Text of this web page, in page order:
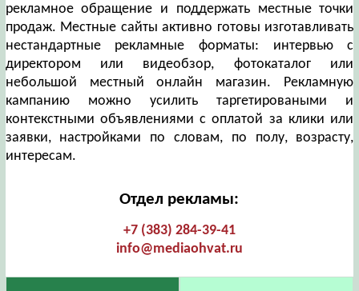
рекламное обращение и поддержать местные точки
продаж. Местные сайты активно готовы изготавливать
нестандартные рекламные форматы: интервью с
директором или видеобзор, фотокаталог или
небольшой местный онлайн магазин. Рекламную
кампанию можно усилить таргетироваными и
контекстными объявлениями с оплатой за клики или
заявки, настройками по словам, по полу, возрасту,
интересам.
Отдел рекламы:
+7 (383) 284-39-41
info@mediaohvat.ru